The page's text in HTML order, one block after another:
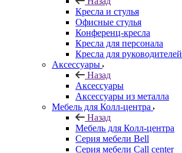
Кресла и стулья
Офисные стулья
Конференц-кресла
Кресла для персонала
Кресла для руководителей
Аксессуары
Назад
Аксессуары
Аксессуары из металла
Мебель для Колл-центра
Назад
Мебель для Колл-центра
Серия мебели Bell
Серия мебели Call center